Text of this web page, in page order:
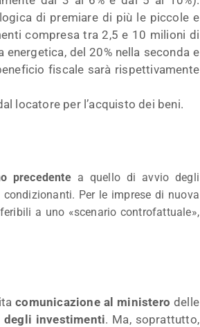
logica di premiare di più le piccole e
compresa tra 2,5 e 10 milioni di
del 20% nella seconda e
fiscale sarà rispettivamente
locatore per l’acquisto dei beni.
precedentea quello di avvio degli
Per le imprese di nuova
a uno «scenario controfattuale»,
comunicazione al ministero delle
degli investimenti. Ma, soprattutto,